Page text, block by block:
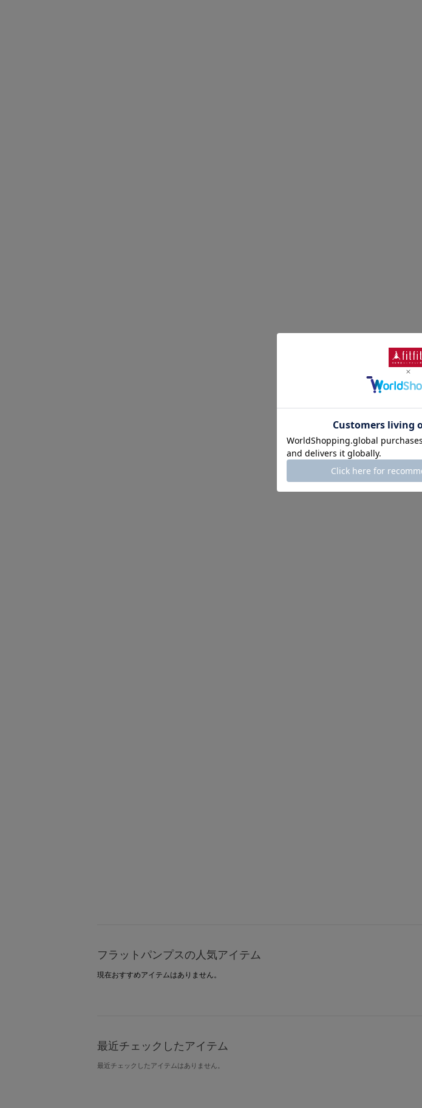
フラットパンプスの人気アイテム
現在おすすめアイテムはありません。
最近チェックしたアイテム
最近チェックしたアイテムはありません。